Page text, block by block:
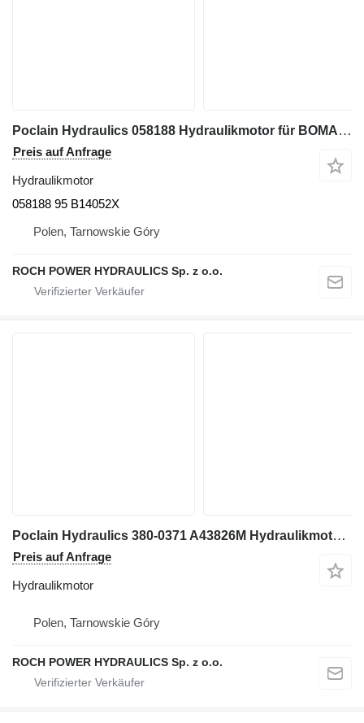
Poclain Hydraulics 058188 Hydraulikmotor für BOMAG Bagger
Preis auf Anfrage
Hydraulikmotor
058188 95 B14052X
Polen, Tarnowskie Góry
ROCH POWER HYDRAULICS Sp. z o.o.
Poclain Hydraulics 380-0371 A43826M Hydraulikmotor für Caterpillar Bagger
Preis auf Anfrage
Hydraulikmotor
Polen, Tarnowskie Góry
ROCH POWER HYDRAULICS Sp. z o.o.